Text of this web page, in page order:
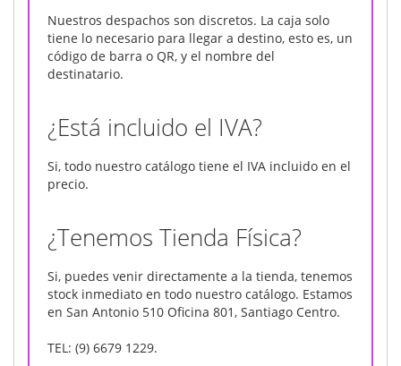
Nuestros despachos son discretos. La caja solo
tiene lo necesario para llegar a destino, esto es, un
código de barra o QR, y el nombre del
destinatario.
¿Está incluido el IVA?
Si, todo nuestro catálogo tiene el IVA incluido en el
precio.
¿Tenemos Tienda Física?
Si, puedes venir directamente a la tienda, tenemos
stock inmediato en todo nuestro catálogo. Estamos
en San Antonio 510 Oficina 801, Santiago Centro.
TEL: (9) 6679 1229.